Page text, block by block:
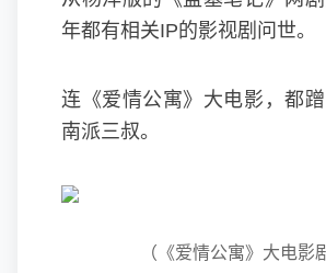
年都有相关IP的影视剧问世。
连《爱情公寓》大电影，都
南派三叔。
（《爱情公寓》大电影